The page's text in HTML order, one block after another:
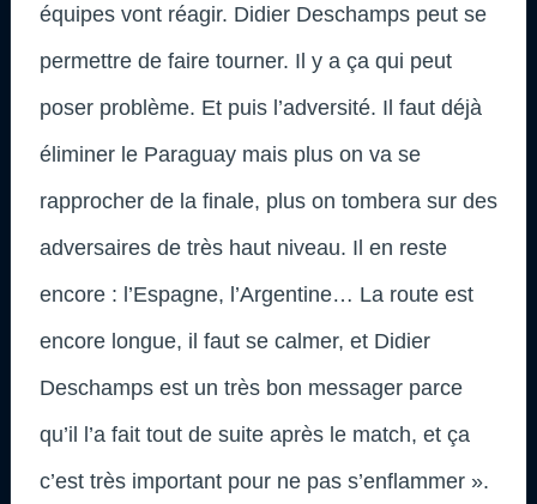
équipes vont réagir. Didier Deschamps peut se
permettre de faire tourner. Il y a ça qui peut
poser problème. Et puis l’adversité. Il faut déjà
éliminer le Paraguay mais plus on va se
rapprocher de la finale, plus on tombera sur des
adversaires de très haut niveau. Il en reste
encore : l’Espagne, l’Argentine… La route est
encore longue, il faut se calmer, et Didier
Deschamps est un très bon messager parce
qu’il l’a fait tout de suite après le match, et ça
c’est très important pour ne pas s’enflammer ».